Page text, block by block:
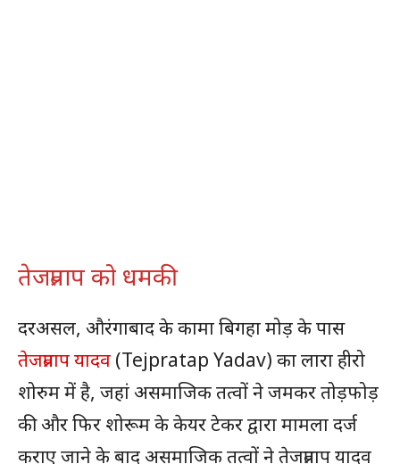
तेजप्रताप को धमकी
दरअसल, औरंगाबाद के कामा बिगहा मोड़ के पास
तेजप्रताप यादव (Tejpratap Yadav) का लारा हीरो
शोरुम में है, जहां असमाजिक तत्वों ने जमकर तोड़फोड़
की और फिर शोरूम के केयर टेकर द्वारा मामला दर्ज
कराए जाने के बाद असमाजिक तत्वों ने तेजप्रताप यादव